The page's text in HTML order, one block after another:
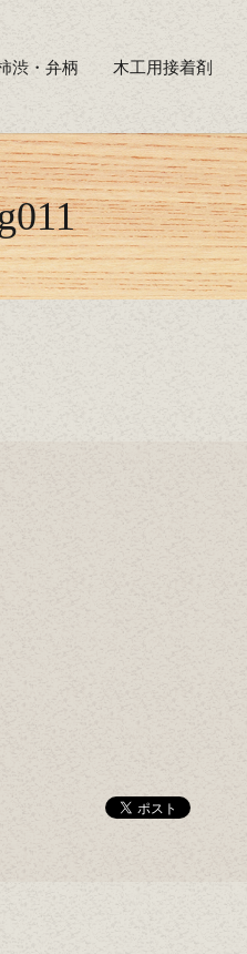
渋・弁柄 木工用接着剤